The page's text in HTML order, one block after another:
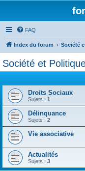
FAQ
Index du forum Société
Société et
Droits Sociaux
Sujets : 1
Délinquance
Sujets : 2
Vie associative
Actualités
Sujets : 3